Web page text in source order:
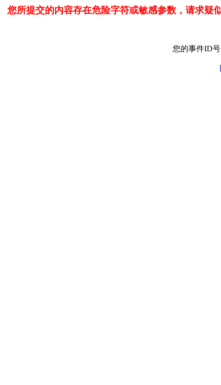
您所提交的内容存在危险字符或敏感参数，请求疑
您的事件ID号